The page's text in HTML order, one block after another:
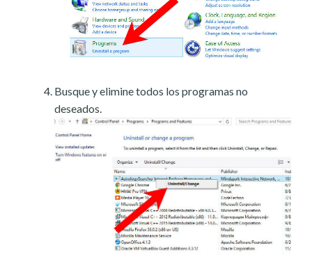
Busque y elimine todos los programas no
deseados.